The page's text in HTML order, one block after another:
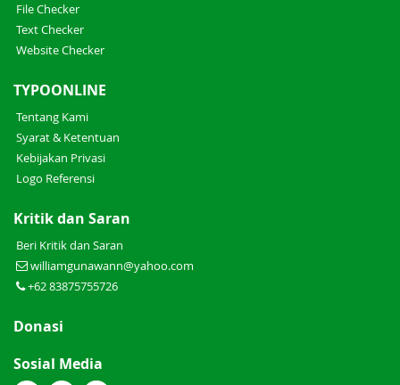
File Checker
Text Checker
Website Checker
TYPOONLINE
Tentang Kami
Syarat & Ketentuan
Kebijakan Privasi
Logo Referensi
Kritik dan Saran
Beri Kritik dan Saran
williamgunawann@yahoo.com
+62 83875755726
Donasi
Sosial Media